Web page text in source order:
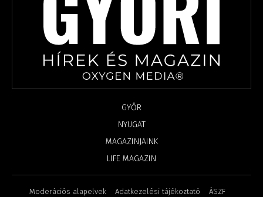
GYŐR
NYUGAT
MAGAZINJAINK
LIFE MAGAZIN
Moderációs alapelvek Adatkezelési tájékoztató ÁSZF